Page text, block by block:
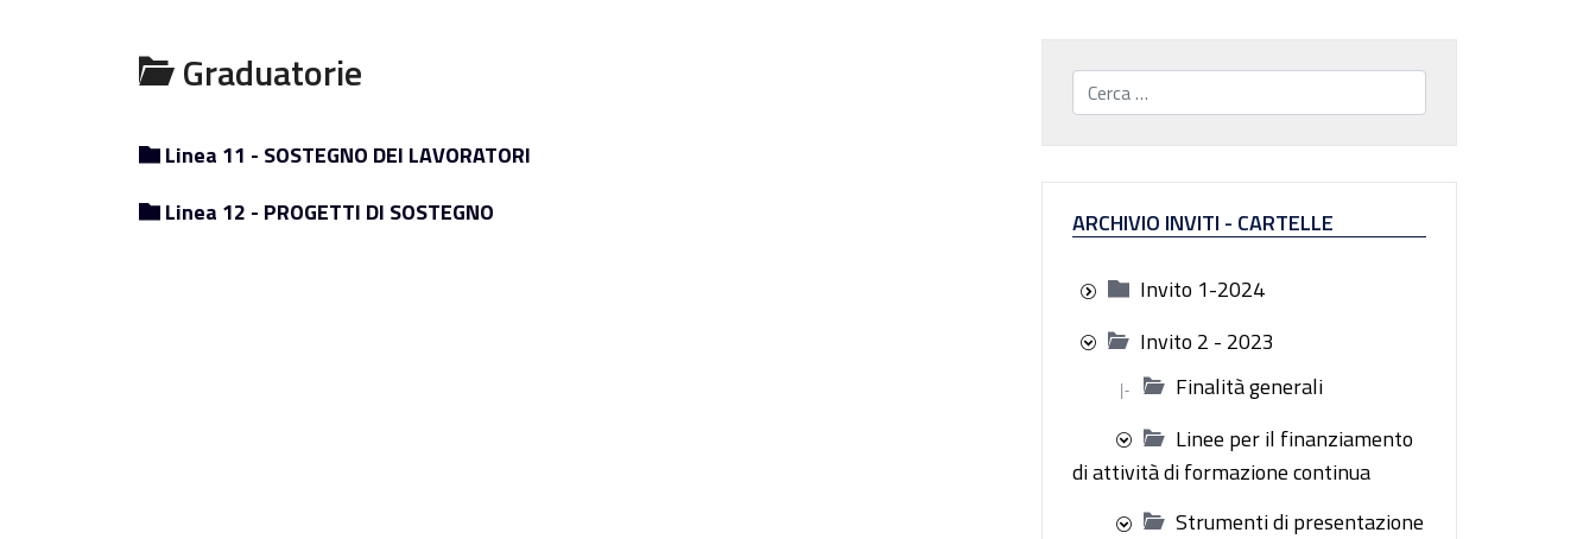
Graduatorie
Linea 11 - SOSTEGNO DEI LAVORATORI
Linea 12 - PROGETTI DI SOSTEGNO
Cerca...
ARCHIVIO INVITI - CARTELLE
Invito 1-2024
Invito 2 - 2023
|-
Finalità generali
Linee per il finanziamento
di attività di formazione continua
Strumenti di presentazione